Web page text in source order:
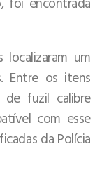
um
Entre os itens
de fuzil calibre
com esse
da Polícia